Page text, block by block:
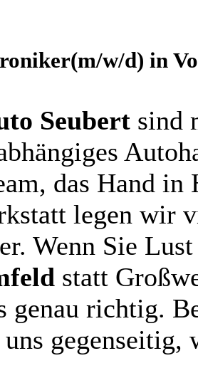
w/d) in
Seubert sind
das Hand
legen wir
Wenn Sie
statt
genau richtig.